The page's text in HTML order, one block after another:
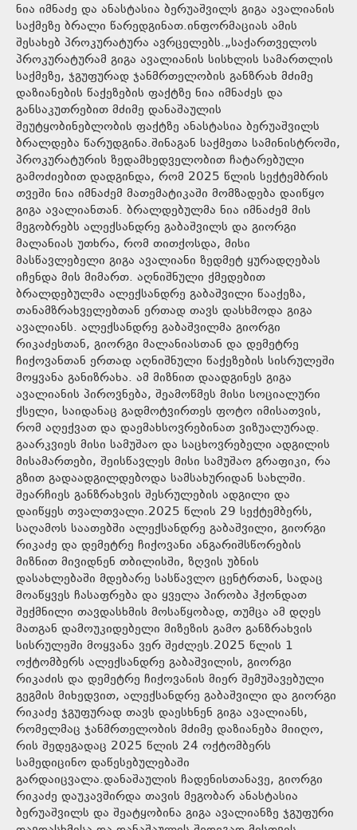
ნია იმნაძე და ანასტასია ბერუაშვილს გიგა ავალიანის
საქმეზე ბრალი წარედგინათ.ინფორმაციას ამის
შესახებ პროკურატურა ავრცელებს.„საქართველოს
პროკურატურამ გიგა ავალიანის სისხლის სამართლის
საქმეზე, ჯგუფურად ჯანმრთელობის განზრახ მძიმე
დაზიანების წაქეზების ფაქტზე ნია იმნაძეს და
განსაკუთრებით მძიმე დანაშაულის
შეუტყობინებლობის ფაქტზე ანასტასია ბერუაშვილს
ბრალდება წარუდგინა.შინაგან საქმეთა სამინისტროში,
პროკურატურის ზედამხედველობით ჩატარებული
გამოძიებით დადგინდა, რომ 2025 წლის სექტემბრის
თვეში ნია იმნაძემ მათემატიკაში მომზადება დაიწყო
გიგა ავალიანთან. ბრალდებულმა ნია იმნაძემ მის
მეგობრებს ალექსანდრე გაბაშვილს და გიორგი
მალანიას უთხრა, რომ თითქოსდა, მისი
მასწავლებელი გიგა ავალიანი ზედმეტ ყურადღებას
იჩენდა მის მიმართ. აღნიშნული ქმედებით
ბრალდებულმა ალექსანდრე გაბაშვილი წააქეზა,
თანამზრახველებთან ერთად თავს დასხმოდა გიგა
ავალიანს. ალექსანდრე გაბაშვილმა გიორგი
რიკაძესთან, გიორგი მალანიასთან და დემეტრე
ჩიქოვანთან ერთად აღნიშნული წაქეზების სისრულეში
მოყვანა განიზრახა. ამ მიზნით დაადგინეს გიგა
ავალიანის პიროვნება, შეამოწმეს მისი სოციალური
ქსელი, საიდანაც გადმოტვირთეს ფოტო იმისათვის,
რომ აღექვათ და დაემახსოვრებინათ ვიზუალურად.
გაარკვიეს მისი სამუშაო და საცხოვრებელი ადგილის
მისამართები, შეისწავლეს მისი სამუშაო გრაფიკი, რა
გზით გადაადგილდებოდა სამსახურიდან სახლში.
შეარჩიეს განზრახვის შესრულების ადგილი და
დაიწყეს თვალთვალი.2025 წლის 29 სექტემბერს,
საღამოს საათებში ალექსანდრე გაბაშვილი, გიორგი
რიკაძე და დემეტრე ჩიქოვანი ანგარიშსწორების
მიზნით მივიდნენ თბილისში, ზღვის უბნის
დასახლებაში მდებარე სასწავლო ცენტრთან, სადაც
მოაწყვეს ჩასაფრება და ყველა პირობა ჰქონდათ
შექმნილი თავდასხმის მოსაწყობად, თუმცა ამ დღეს
მათგან დამოუკიდებელი მიზეზის გამო განზრახვის
სისრულეში მოყვანა ვერ შეძლეს.2025 წლის 1
ოქტომბერს ალექსანდრე გაბაშვილის, გიორგი
რიკაძის და დემეტრე ჩიქოვანის მიერ შემუშავებული
გეგმის მიხედვით, ალექსანდრე გაბაშვილი და გიორგი
რიკაძე ჯგუფურად თავს დაესხნენ გიგა ავალიანს,
რომელმაც ჯანმრთელობის მძიმე დაზიანება მიიღო,
რის შედეგადაც 2025 წლის 24 ოქტომბერს
სამედიცინო დაწესებულებაში
გარდაიცვალა.დანაშაულის ჩადენისთანავე, გიორგი
რიკაძე დაუკავშირდა თავის მეგობარ ანასტასია
ბერუაშვილს და შეატყობინა გიგა ავალიანზე ჯგუფური